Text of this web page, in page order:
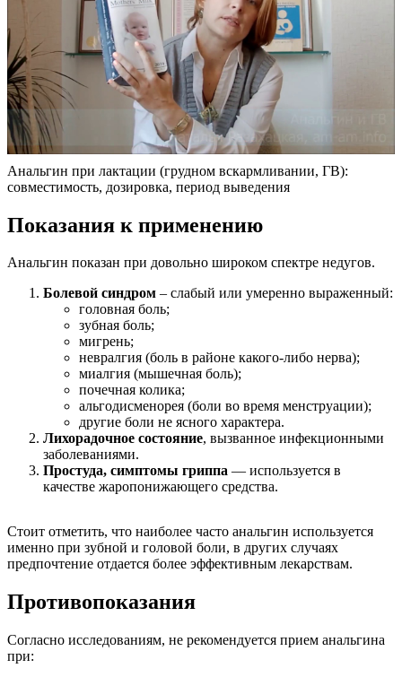
Анальгин при лактации (грудном вскармливании, ГВ):
совместимость, дозировка, период выведения
Показания к применению
Анальгин показан при довольно широком спектре недугов.
Болевой синдром – слабый или умеренно выраженный:
головная боль;
зубная боль;
мигрень;
невралгия (боль в районе какого-либо нерва);
миалгия (мышечная боль);
почечная колика;
альгодисменорея (боли во время менструации);
другие боли не ясного характера.
Лихорадочное состояние, вызванное инфекционными
заболеваниями.
Простуда, симптомы гриппа — используется в
качестве жаропонижающего средства.
Стоит отметить, что наиболее часто анальгин используется
именно при зубной и головой боли, в других случаях
предпочтение отдается более эффективным лекарствам.
Противопоказания
Согласно исследованиям, не рекомендуется прием анальгина
при: